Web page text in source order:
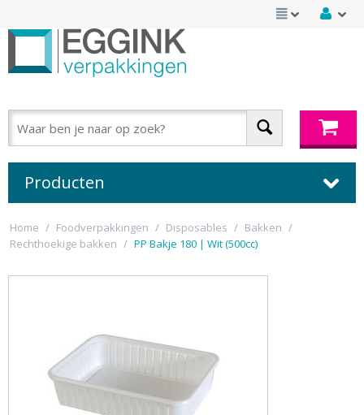
Producten
Home / Foodverpakkingen / Disposables / Bakken /
Rechthoekige bakken / PP Bakje 180 | Wit (500cc)